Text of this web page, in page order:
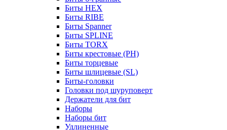
Биты HEX
Биты RIBE
Биты Spanner
Биты SPLINE
Биты TORX
Биты крестовые (PH)
Биты торцевые
Биты шлицевые (SL)
Биты-головки
Головки под шуруповерт
Держатели для бит
Наборы
Наборы бит
Удлиненные